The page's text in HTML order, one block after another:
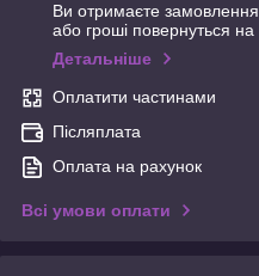
Ви отримаєте замовлення
або гроші повернуться на
Детальніше
Оплатити частинами
Післяплата
Оплата на рахунок
Всі умови оплати